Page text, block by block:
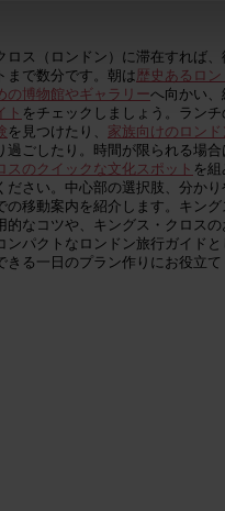
ロス（ロンドン）に滞在すれば
まで数分です。朝は歴史あるロ
の博物館やギャラリーへ向かい、
ト をチェックしましょう。ランチ
を見つけたり、 家族向けのロン
過ごしたり。時間が限られる場
スのクイックな文化スポット を
ださい。中心部の選択肢、分か
の移動案内を紹介します。キン
的なコツや、キングス・クロス
ンパクトなロンドン旅行ガイド
きる一日のプラン作りにお役立て